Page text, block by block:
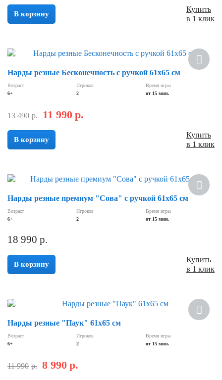
В корзину
Купить
в 1 клик
Скидка
Нарды резные Бесконечность с ручкой 61х65 см
Возраст
6+
Игроков
2
Время игры
от 15 мин.
13 490 р. 11 990 р.
В корзину
Купить
в 1 клик
Нарды резные премиум "Сова" с ручкой 61х65 см
Возраст
6+
Игроков
2
Время игры
от 15 мин.
18 990 р.
В корзину
Купить
в 1 клик
Скидка
Нарды резные "Паук" 61х65 см
Возраст
6+
Игроков
2
Время игры
от 15 мин.
11 990 р. 8 990 р.